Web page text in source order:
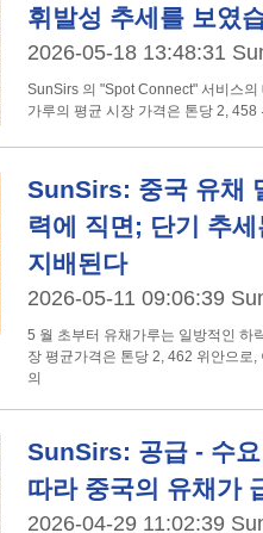
휘발성 추세를 보였
2026-05-18 13:48:31
SunSirs 의 "Spot Connect" 서비스
가루의 평균 시장 가격은 톤당 2,
SunSirs: 중국 유채
력에 직면; 단기 추
지배된다
2026-05-11 09:06:39
5 월 초부터 유채가루는 일방적인 하
장 평균가격은 톤당 2, 462 위안으로
의
SunSirs: 공급 - 수
따라 중국의 유채가
2026-04-29 11:02:39